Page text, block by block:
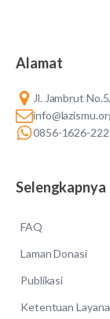
Alamat
Jl. Jambrut
0856-1626-222
Selengkapnya
FAQ
Laman Donasi
Publikasi
Ketentuan